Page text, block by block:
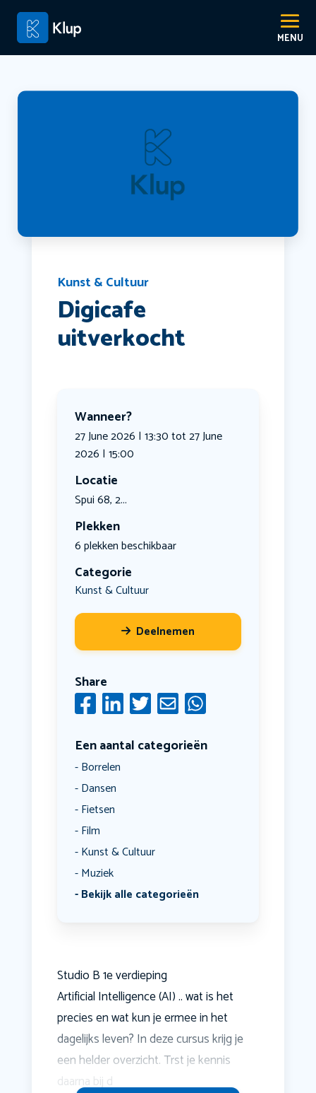
Kunst & Cultuur
Digicafe
uitverkocht
Wanneer?
27 June 2026 | 13:30 tot 27 June
2026 | 15:00
Locatie
Spui 68, 2...
Plekken
6 plekken beschikbaar
Categorie
Kunst & Cultuur
Deelnemen
Share
Een aantal categorieën
Borrelen
Dansen
Fietsen
Film
Kunst & Cultuur
Muziek
Bekijk alle categorieën
Studio B 1e verdieping
Artificial Intelligence (AI) .. wat is het
precies en wat kun je ermee in het
dagelijks leven? In deze cursus krijg je
een helder overzicht. Trst je kennis
daarna bij d